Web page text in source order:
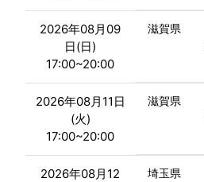
2026年08月09
日(日)
17:00~20:00
滋賀県
2026年08月11日
(火)
17:00~20:00
滋賀県
2026年08月12
埼玉県